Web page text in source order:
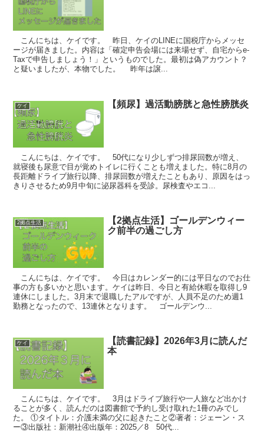
こんにちは、ケイです。 昨日、ケイのLINEに国税庁からメッセ
ージが届きました。内容は「確定申告会場には来場せず、自宅からe-
Taxで申告しましょう！」というものでした。最初は偽アカウント？
と疑いましたが、本物でした。 昨年は譲...
ケイ 【頻尿】過活動膀胱と急性膀胱炎
こんにちは、ケイです。 50代になり少しずつ排尿回数が増え、
就寝後も尿意で目が覚めトイレに行くことも増えました。特に8月の
長距離ドライブ旅行以降、排尿回数が増えたこともあり、原因をはっ
きりさせるため9月中旬に泌尿器科を受診。尿検査やエコ...
2拠点生活
【2拠点生活】ゴールデンウィー
ク前半の過ごし方
こんにちは、ケイです。 今日はカレンダー的には平日なのでお仕
事の方も多いかと思います。ケイは昨日、今日と有給休暇を取得し9
連休にしました。3月末で退職したアルですが、人員不足のため週1
勤務となったので、13連休となります。 ゴールデンウ...
ケイ
【読書記録】2026年3月に読んだ
本
こんにちは、ケイです。 3月はドライブ旅行や一人旅など出かけ
ることが多く、読んだのは図書館で予約し受け取れた1冊のみでし
た。 ①タイトル：介護未満の父に起きたこと②著者：ジェーン・ス
ー③出版社：新潮社④出版年：2025／8 50代...